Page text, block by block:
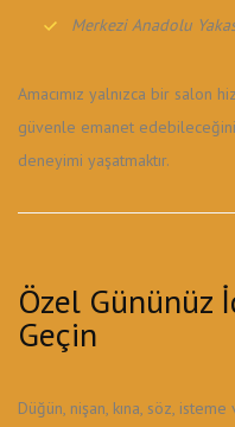
Merkezi Anadolu
Amacımız yalnızca bir salon
güvenle emanet
deneyimi yaşatmaktır.
Özel Gününüz
Geçin
Düğün, nişan, kına, söz,